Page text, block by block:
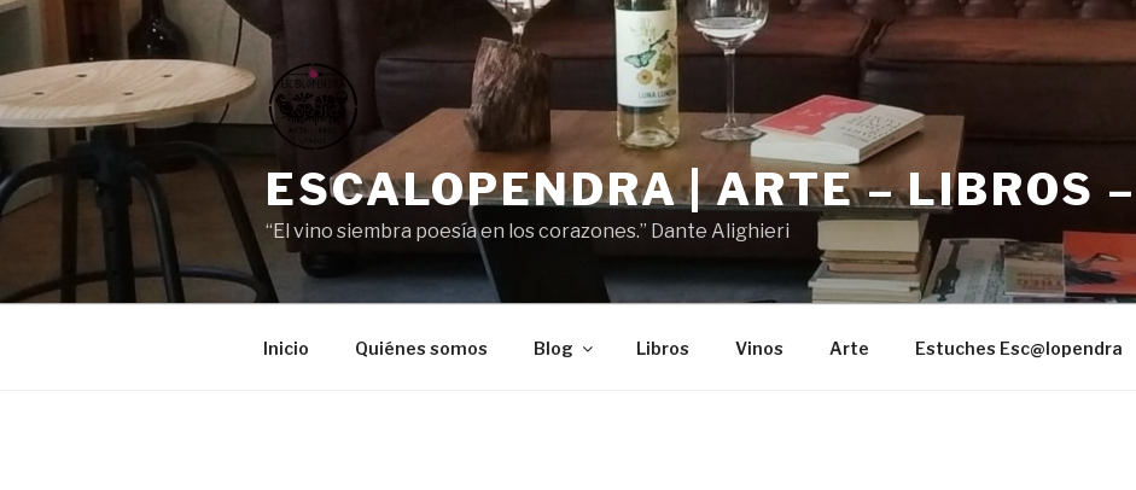
Saltar
contenido
ESCALOPENDRA | ARTE – LIBROS
“El vino siembra poesía en los corazones.” Dante Alighieri
Inicio Quiénes somos Blog Libros Vinos Arte Estuches Esc@lopendra